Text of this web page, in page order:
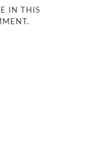
IN THIS